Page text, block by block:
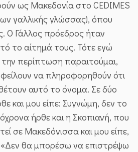
ως Μακεδονία στο CEDIMES
γαλλικής γλώσσας), όπου
Ο Γάλλος πρόεδρος ήταν
το αίτημά τους. Τότε εγώ
περίπτωση παραιτούμαι,
να πληροφορηθούν ότι
αυτό το όνομα. Σε δύο
και μου είπε: Συγνώμη, δεν το
ήρθε και η Σκοπιανή, που
σε Μακεδόνισσα και μου είπε,
«Δεν θα μπορέσω να επιστρέψω